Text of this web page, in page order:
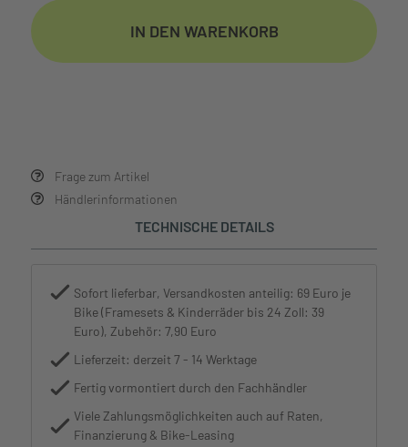
Frage zum Artikel
Händlerinformationen
IN DEN WARENKORB
TECHNISCHE DETAILS
Sofort lieferbar, Versandkosten anteilig: 69 Euro je
Bike (Framesets & Kinderräder bis 24 Zoll: 39
Euro), Zubehör: 7,90 Euro
Lieferzeit: derzeit 7 - 14 Werktage
Fertig vormontiert durch den Fachhändler
Viele Zahlungsmöglichkeiten auch auf Raten,
Finanzierung & Bike-Leasing